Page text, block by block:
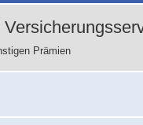
Prämien